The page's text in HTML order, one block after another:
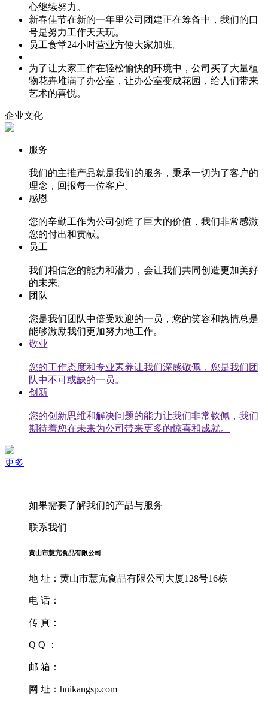
心继续努力。
新春佳节在新的一年里公司团建正在筹备中，我们的口
号是努力工作天天玩。
员工食堂24小时营业方便大家加班。
为了让大家工作在轻松愉快的环境中，公司买了大量植
物花卉堆满了办公室，让办公室变成花园，给人们带来
艺术的喜悦。
企业文化
服务
我们的主推产品就是我们的服务，秉承一切为了客户的
理念，回报每一位客户。
感恩
您的辛勤工作为公司创造了巨大的价值，我们非常感激
您的付出和贡献。
员工
我们相信您的能力和潜力，会让我们共同创造更加美好
的未来。
团队
您是我们团队中倍受欢迎的一员，您的笑容和热情总是
能够激励我们更加努力地工作。
敬业
您的工作态度和专业素养让我们深感敬佩，您是我们团
队中不可或缺的一员。
创新
您的创新思维和解决问题的能力让我们非常钦佩，我们
期待着您在未来为公司带来更多的惊喜和成就。
更多
如果需要了解我们的产品与服务
联系我们
黄山市慧亢食品有限公司
地 址：黄山市慧亢食品有限公司大厦128号16栋
电 话：
传 真：
Q Q ：
邮 箱：
网 址：huikangsp.com